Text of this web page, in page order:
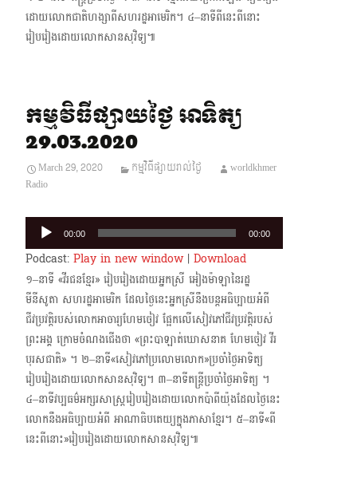
ដោយលោកជាតិហង្សាពីសហរដ្ឋ​អាមេរិក។ ៤–នាទីពីនេះពីនោះ
រៀបរៀងដោយលោកសានសុវិទ្យ៕
កម្មវិធីផ្សាយថ្ងៃ អាទិត្យ
29.03.2020
March 29, 2020 កម្មវិធីផ្សាយរាល់ថ្ងៃ
worldkhmer
Radio
Audio
Player
00:00 00:00
Podcast: Play in new window| Download
១–នាទី «វីរជនខ្មែរ» រៀបរៀងដោយអ្នកស្រី អៀងម៉ាឡានៃរដ្ឋ
មីនីសូតា សហរដ្ឋអាមេរិក ដែលថ្ងៃ​នេះអ្នកស្រីនឹងបន្តអធិប្បាយអំពី
ជីវប្រវត្តិរបស់លោកអាចារ្យហែមចៀវ ផ្អែកលើសៀវភៅជីវប្រវត្តិ​របស់
ព្រះអង្គ ក្រោម​ចំណងជើងថា «ព្រះបាឡាត់ឃោសនាគ ហែមចៀវ វីរ
បុរសជាតិ» ។ ២–នាទី«សៀវភៅប្រលោមលោក»ប្រចាំថ្ងៃអាទិត្យ
រៀបរៀងដោយលោកសានសុវិទ្យ។ ៣–នាទីតន្ត្រីប្រចាំថ្ងៃអាទិត្យ ។
៤–នាទីវប្បធម៌អក្សរសាស្ត្ររៀបរៀងដោយលោកប៉ាពីយ៉ុងដែលថ្ងៃនេះ
លោកនឹងអធិប្បាយអំពី អាណាធិបតេយ្យក្នុងភាសាខ្មែរ។ ៥–នាទី«ពី
នេះពីនោះ»រៀបរៀងដោយលោកសានសុវិទ្យ៕